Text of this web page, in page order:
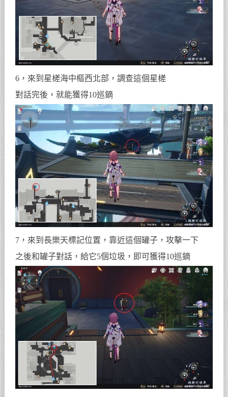
6，來到星槎海中樞西北部，調查這個星槎
對話完後，就能獲得10巡鏑
7，來到長樂天標記位置，靠近這個罐子，攻擊一下
之後和罐子對話，給它5個垃圾，即可獲得10巡鏑